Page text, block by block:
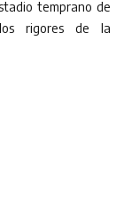
temprano de
rigores de la